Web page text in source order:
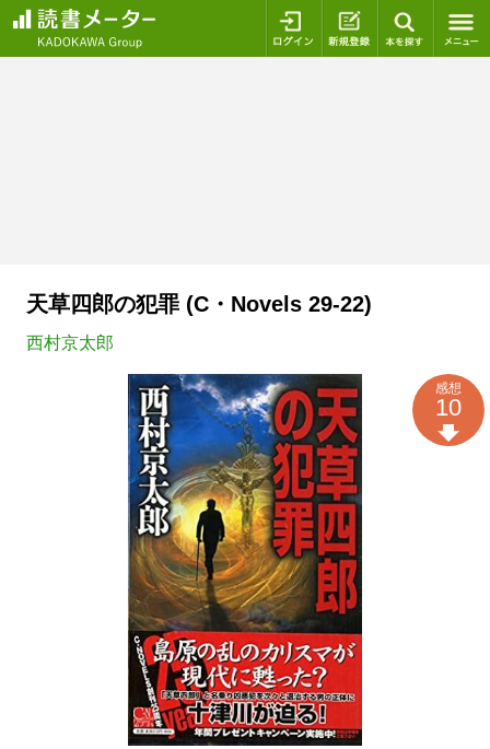
ログイン 新規登録
天草四郎の犯罪 (C・Novels 29-22)
西村京太郎
感想
10